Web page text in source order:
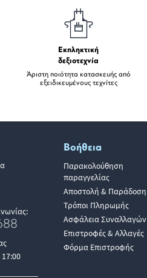
Εκπληκτική
δεξιοτεχνία
Άριστη ποιότητα κατασκευής από
εξειδικευμένους τεχνίτες
Βοήθεια
Παρακολούθηση
παραγγελίας
Αποστολή & Παράδοση
Τρόποι Πληρωμής
Ασφάλεια Συναλλαγών
Επιστροφές & Αλλαγές
Φόρμα Επιστροφής